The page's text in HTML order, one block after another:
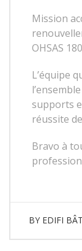
Mission
OHSAS
L’équipe
supports
réussite
Bravo à
BY EDIFI